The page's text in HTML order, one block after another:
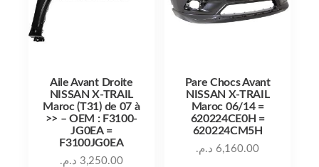
Aile Avant Droite
NISSAN X-TRAIL
Maroc (T31) de 07 à
>> – OEM : F3100-
JG0EA =
F3100JG0EA
3,250.00 د.م.
Pare Chocs Avant
NISSAN X-TRAIL
Maroc 06/14 =
620224CE0H =
620224CM5H
6,160.00 د.م.